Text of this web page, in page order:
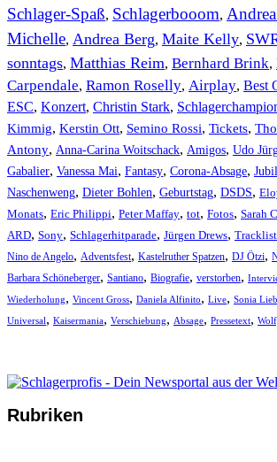
Schlager-Spaß, Schlagerbooom,
Michelle, Andrea Berg, Maite Kelly,
sonntags, Matthias Reim, Bernhard Brink,
Carpendale, Ramon Roselly, Airplay, Best
ESC, Konzert, Christin Stark,
Kimmig, Kerstin Ott, Semino Rossi, Tickets,
Antony, Anna-Carina Woitschack, Amigos, Udo
Gabalier, Vanessa Mai, Fantasy, Corona-Absage,
Naschenweng, Dieter Bohlen, Geburtstag, DSDS,
Monats, Eric Philippi, Peter Maffay, tot, Fotos, Sarah
ARD, Sony, Schlagerhitparade, Jürgen Drews, Tracklist
Nino de Angelo, Adventsfest, Kastelruther Spatzen, DJ Ötzi,
Barbara Schöneberger, Santiano, Biografie, verstorben,
Wiederholung, Vincent Gross, Daniela Alfinito, Live, Sonia
Universal, Kaisermania, Verschiebung, Absage, Pressetext,
Rubriken